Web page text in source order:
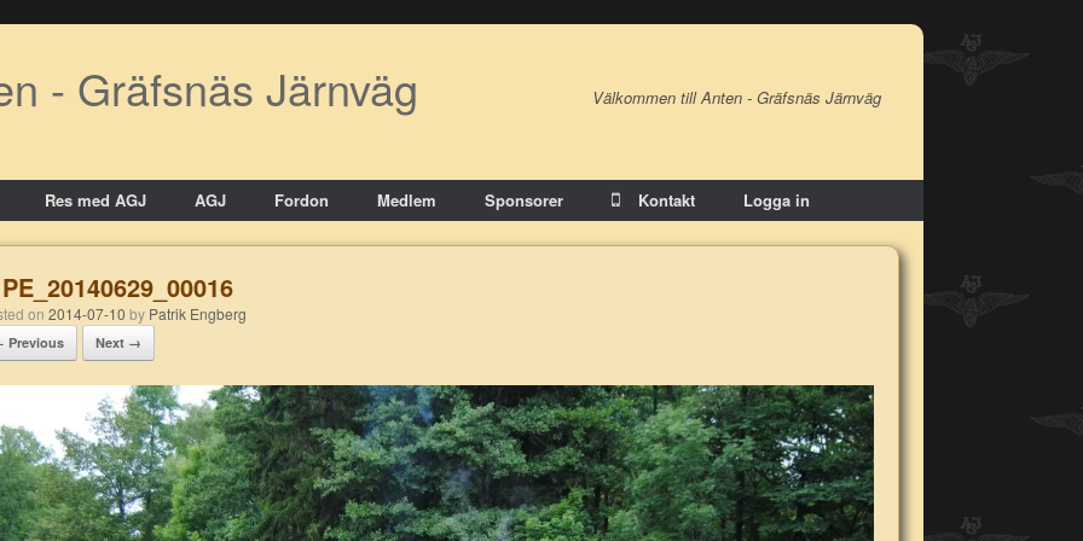
- Gräfsnäs Järnväg Välkommen till Anten - Gräfsnäs Järnväg
Res med AGJ AGJ Fordon Medlem Sponsorer Kontakt Logga in
PE_20140629_00016
on 2014-07-10 by Patrik Engberg
Previous Next →